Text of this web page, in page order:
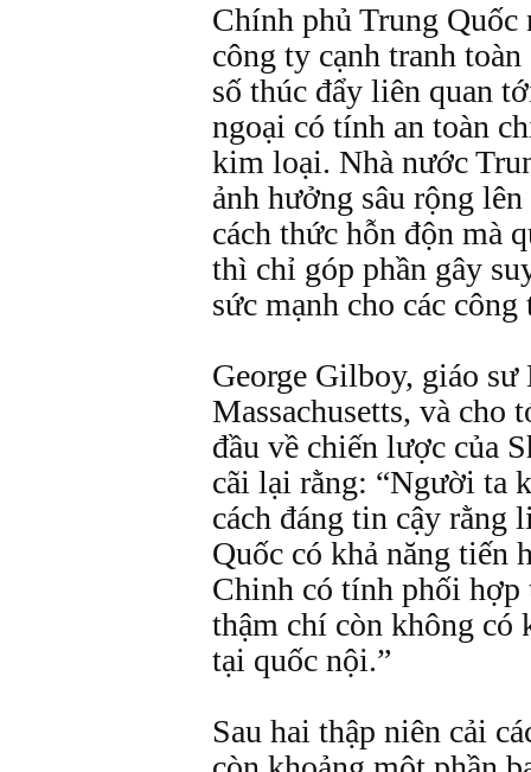
Chính phủ Trung Quốc
công ty cạnh tranh
số thúc đẩy liên quan
ngoại có tính an toàn
kim loại. Nhà nước
ảnh hưởng sâu rộng
cách thức hỗn độn mà
thì chỉ góp phần gây
sức mạnh cho các
George Gilboy, giáo
Massachusetts, và cho
đầu về chiến lược của
cãi lại rằng: “Người ta
cách đáng tin cậy rằng
Quốc có khả năng tiến
Chinh có tính phối
thậm chí còn không có
tại quốc nội.”
Sau hai thập niên cải